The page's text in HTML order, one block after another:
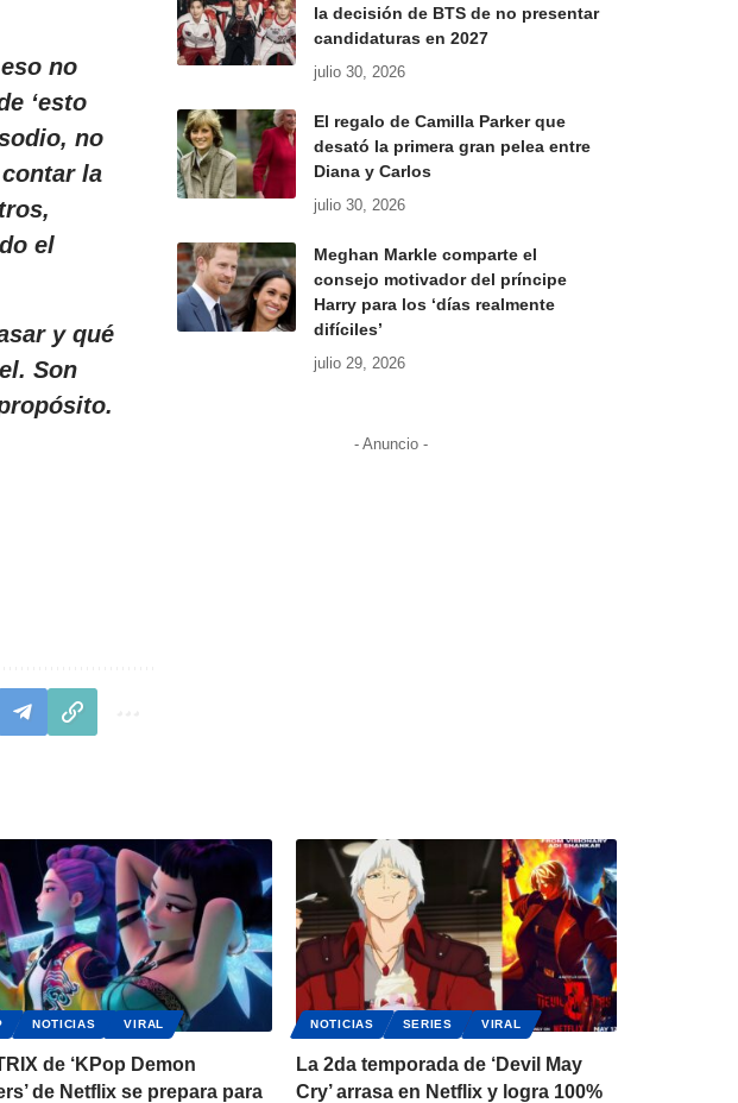
no
‘esto
no
la
el
y qué
Son
la decisión de BTS de no presentar
candidaturas en 2027
julio 30, 2026
El regalo de Camilla Parker que
desató la primera gran pelea entre
Diana y Carlos
julio 30, 2026
Meghan Markle comparte el
consejo motivador del príncipe
Harry para los ‘días realmente
difíciles’
julio 29, 2026
- Anuncio -
NOTICIAS VIRAL
de ‘KPop Demon
de Netflix se prepara para
NOTICIAS SERIES VIRAL
La 2da temporada de ‘Devil May
Cry’ arrasa en Netflix y logra 100%